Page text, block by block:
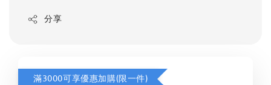
分享
滿3000可享優惠加購(限一件)